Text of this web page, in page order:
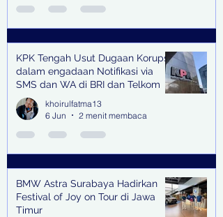
KPK Tengah Usut Dugaan Korupsi
dalam engadaan Notifikasi via
SMS dan WA di BRI dan Telkom
khoirulfatma13
6 Jun
2 menit membaca
BMW Astra Surabaya Hadirkan
Festival of Joy on Tour di Jawa
Timur